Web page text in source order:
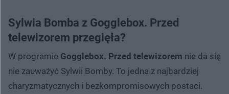
Sylwia Bomba z Gogglebox. Przed
telewizorem przegięła?
W programie Gogglebox. Przed telewizorem nie da się
nie zauważyć Sylwii Bomby. To jedna z najbardziej
charyzmatycznych i bezkompromisowych postaci.